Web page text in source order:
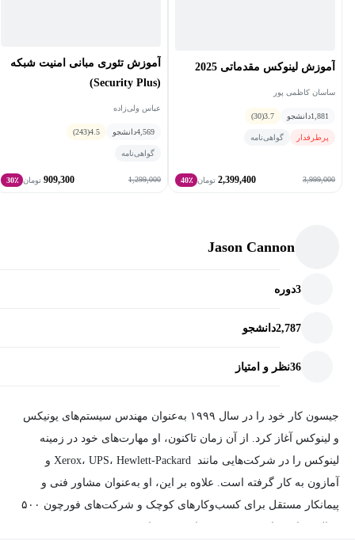
آموزش لینوکس مقدماتی 2025
ساسان کاظمی پور
1,881دانشجو 3.7
(30)
پرطرفدار گواهی‌نامه
3,999,000
2,399,400 تومان 40٪
آموزش تئوری مبانی امنیت شبکه
(Security Plus)
عباس ولی‌زاده
4,569دانشجو 4.5
(243)
گواهی‌نامه
1,299,000
909,300 تومان 30٪
Jason Cannon
3دوره
2,787دانشجو
36نظر و امتیاز
جیسون کار خود را در سال ۱۹۹۹ به‌عنوان مهندس سیستم‌های یونیکس
و لینوکس آغاز کرد. از آن زمان تاکنون، او مهارت‌های خود در زمینه
لینوکس را در شرکت‌هایی مانند Xerox، UPS، Hewlett-Packard و
آمازون به کار گرفته است. علاوه بر این، او به‌عنوان مشاور فنی و
پیمانکار مستقل برای کسب‌وکارهای کوچک و شرکت‌های فورچون ۵۰۰